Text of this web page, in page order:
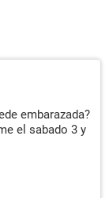
embarazada?
el sabado 3 y